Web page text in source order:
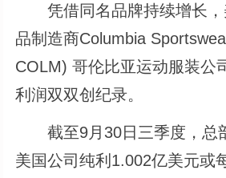
凭借同名品牌持续增长，
品制造商Columbia
COLM) 哥伦比亚运动服装公
利润双双创纪录。
截至9月30日三季度，总
美国公司纯利1.002亿美元或